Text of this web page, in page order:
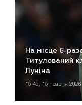
На місце 6-
Титулований
Луніна
15:45, 15 травня